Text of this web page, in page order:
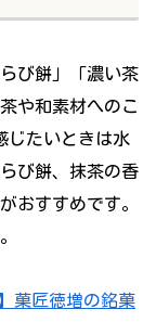
び餅」「濃い茶
や和素材へのこ
じたいときは水
び餅、抹茶の香
おすすめです。
菓匠徳増の銘菓